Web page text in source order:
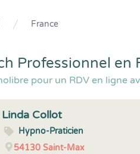
France
Professionnel en
pour un RDV en ligne
Linda Collot
Hypno-Praticien
54130 Saint-Max